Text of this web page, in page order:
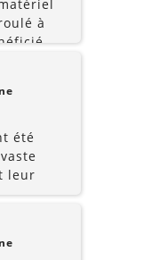
teuf
pour la
à
de
pour la
été
leur